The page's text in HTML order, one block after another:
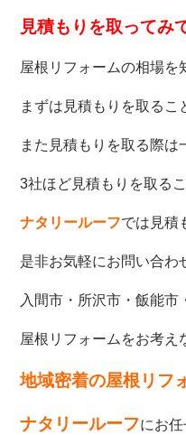
見積もりを取ってみ
屋根リフォームの相場を
まずは見積もりを取るこ
また見積もりを取る際は
3社ほど見積もりを取る
ナタリールーフでは見積
是非お気軽にお問い合わ
入間市・所沢市・飯能市
屋根リフォームをお考え
地域密着の屋根リフ
ナタリールーフにお任